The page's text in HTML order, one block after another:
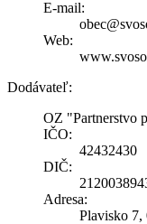
E-mail:
Web:
Dodávateľ:
OZ "Partnerstvo
IČO:
42432430
DIČ:
Adresa:
Plavisko 7,